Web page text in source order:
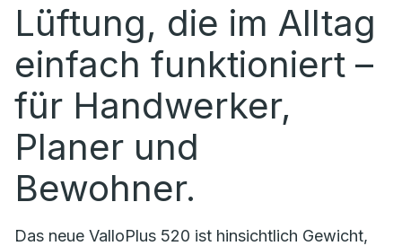
Lüftung, die im Alltag
einfach funktioniert –
für Handwerker,
Planer und
Bewohner.
Das neue ValloPlus 520 ist hinsichtlich Gewicht,